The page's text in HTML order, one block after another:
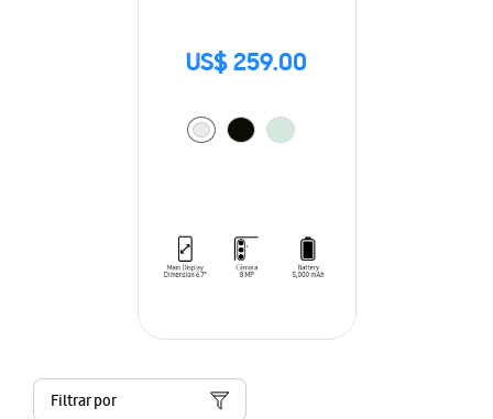
US$ 259.00
Filtrar por